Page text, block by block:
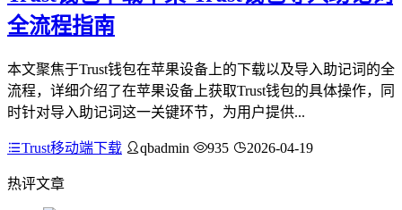
全流程指南
本文聚焦于Trust钱包在苹果设备上的下载以及导入助记词的全
流程，详细介绍了在苹果设备上获取Trust钱包的具体操作，同
时针对导入助记词这一关键环节，为用户提供...
Trust移动端下载 qbadmin 935 2026-04-19
热评文章